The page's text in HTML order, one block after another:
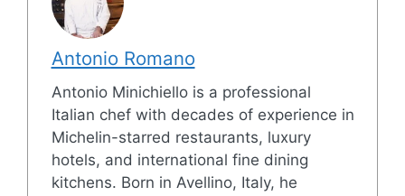
Antonio Romano
Antonio Minichiello is a professional
Italian chef with decades of experience in
Michelin-starred restaurants, luxury
hotels, and international fine dining
kitchens. Born in Avellino, Italy, he